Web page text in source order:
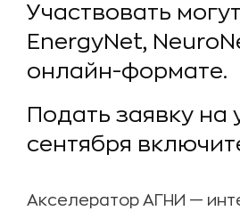
Участвовать
EnergyNet,
онлайн-формате.
Подать заявку
сентября
Акселератор АГНИ —